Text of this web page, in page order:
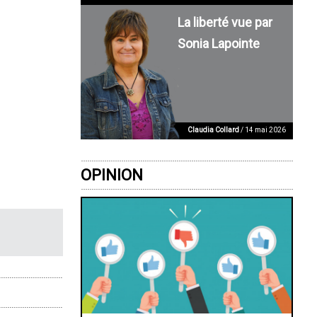
La liberté vue par
Sonia Lapointe
Claudia Collard/ 14 mai 2026
OPINION